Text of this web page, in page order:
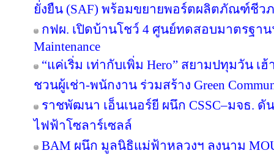
ยั่งยืน (SAF) พร้อมขยายพอร์ตผลิตภัณฑ์ชีว
กฟผ. เปิดบ้านโชว์ 4 ศูนย์ทดสอบมาตรฐาน
Maintenance
“แค่เริ่ม เท่ากับเพิ่ม Hero” สยามปทุมวัน เฮ้
ชวนผู้เช่า-พนักงาน ร่วมสร้าง Green
ราชพัฒนา เอ็นเนอร์ยี ผนึก CSSC–มจธ. ดั
ไฟฟ้าโซลาร์เซลล์
BAM ผนึก มูลนิธิแม่ฟ้าหลวงฯ ลงนาม